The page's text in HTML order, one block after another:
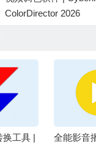
ColorDirector 2026
工具 |
全能影音